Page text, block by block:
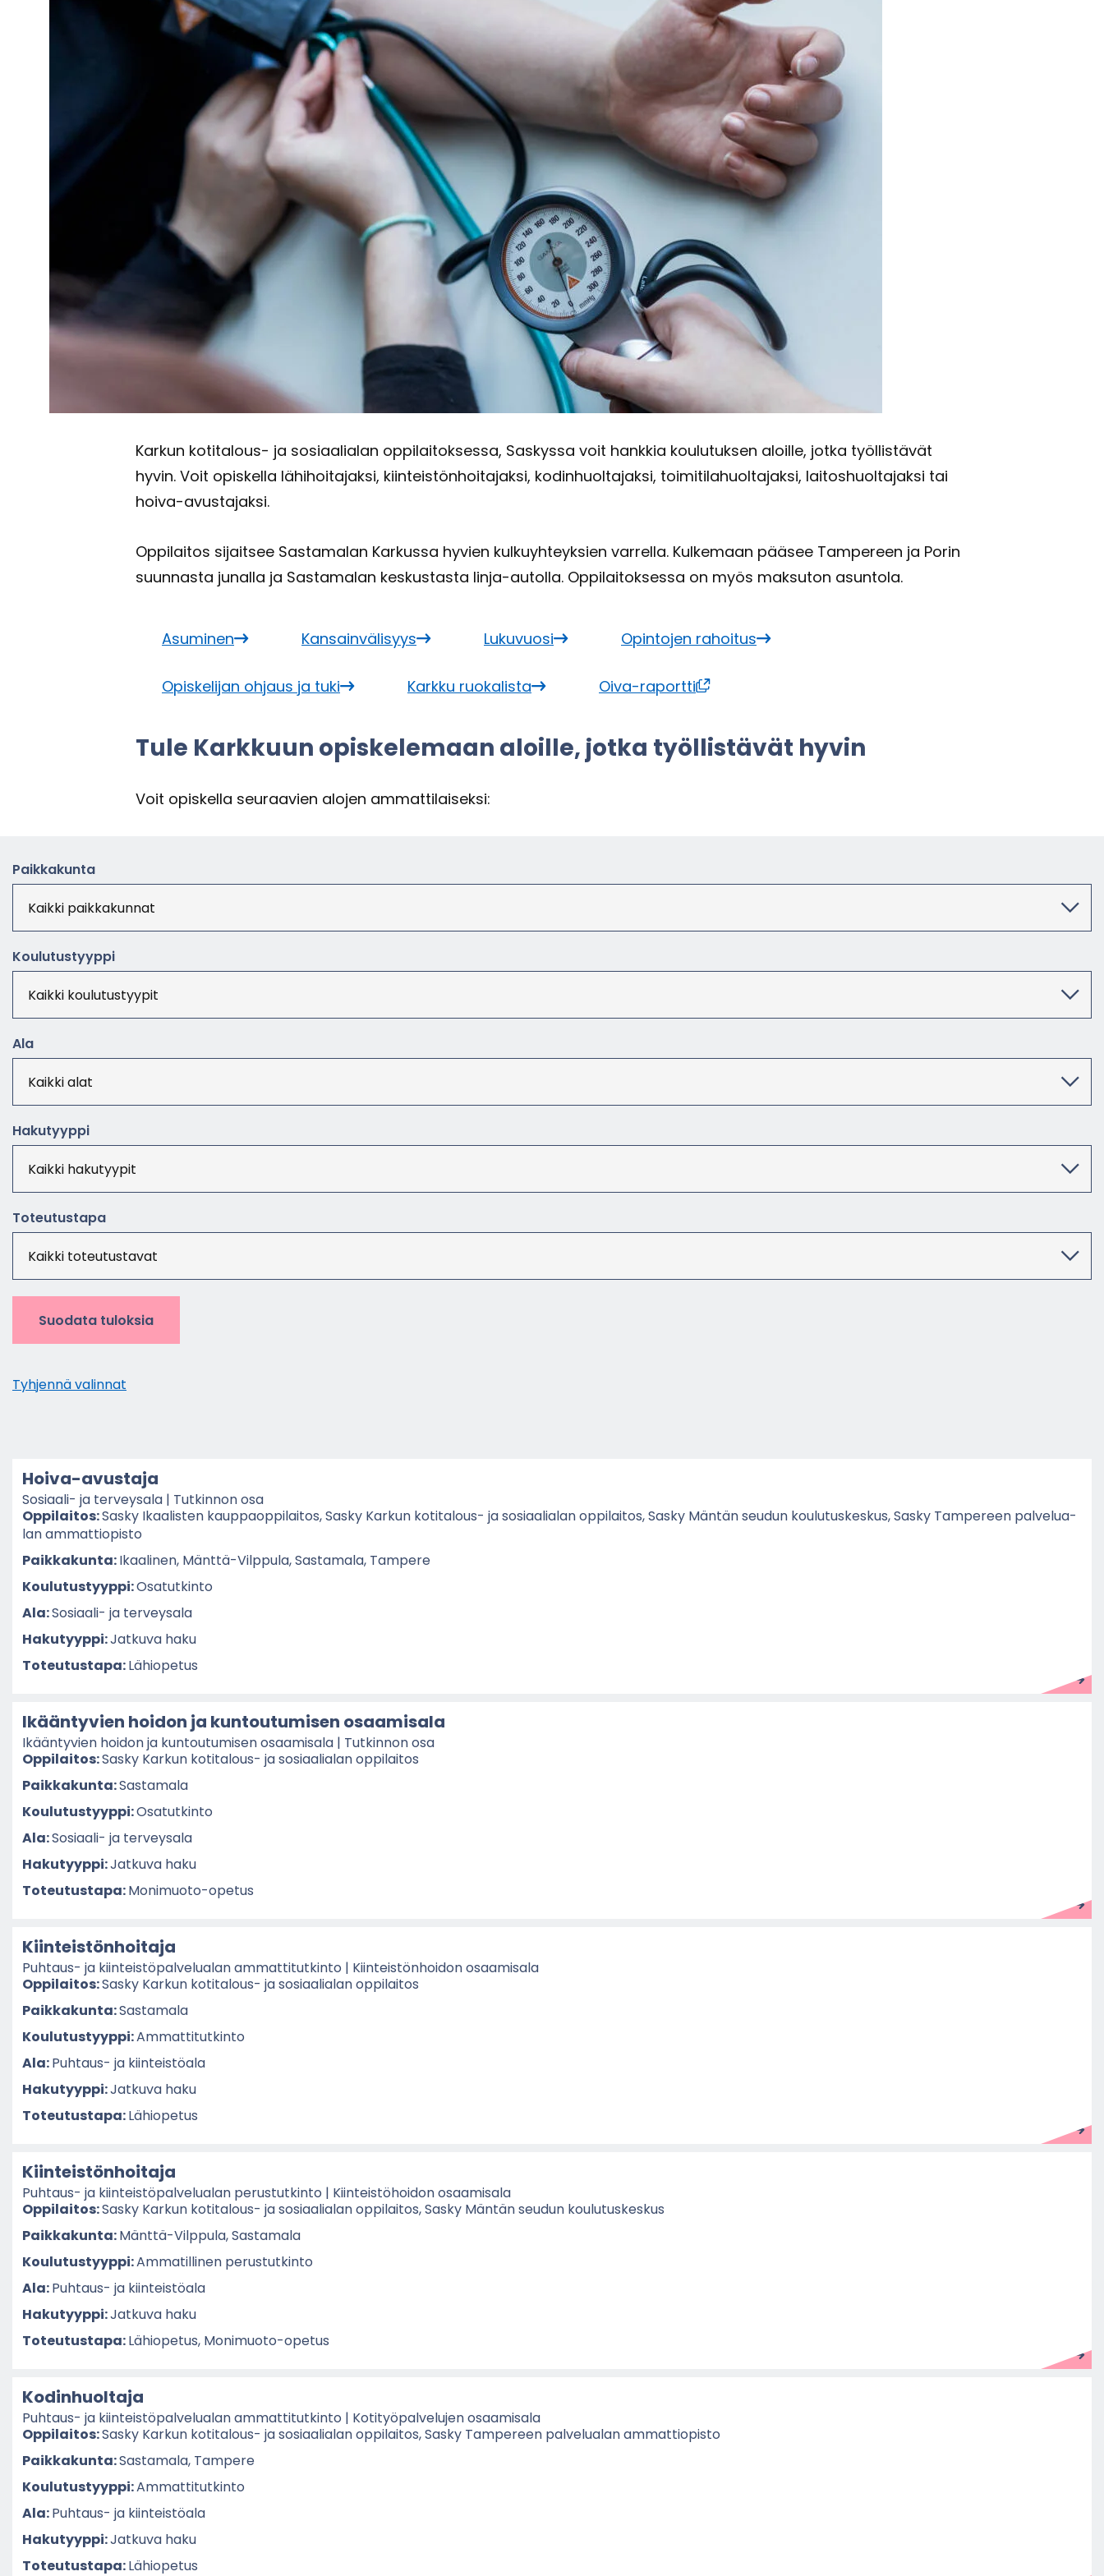
Kar­kun kotitalous-​ ja so­si­aa­lia­lan op­pi­lai­tok­ses­sa, Sas­kys­sa voit hank­kia kou­lu­tuk­sen aloil­le, jotka työl­lis­tä­vät
hyvin. Voit opis­kel­la lä­hi­hoi­ta­jak­si, kiin­teis­tön­hoi­ta­jak­si, ko­din­huol­ta­jak­si, toi­mi­ti­la­huol­ta­jak­si, lai­tos­huol­ta­jak­si tai
hoiva-​avustajaksi.
Op­pi­lai­tos si­jait­see Sas­ta­ma­lan Kar­kus­sa hy­vien kul­ku­yh­teyk­sien var­rel­la. Kul­ke­maan pää­see Tam­pe­reen ja Porin
suun­nas­ta ju­nal­la ja Sas­ta­ma­lan kes­kus­tas­ta linja-​autolla. Op­pi­lai­tok­ses­sa on myös mak­su­ton asun­to­la.
Asu­mi­nen Kan­sain­vä­li­syys Lu­ku­vuo­si Opin­to­jen ra­hoi­tus
Opis­ke­li­jan oh­jaus ja tuki Kark­ku ruo­ka­lis­ta Oiva-​raportti
Tule Kark­kuun opis­ke­le­maan aloil­le, jotka työl­lis­tä­vät hyvin
Voit opis­kel­la seu­raa­vien alo­jen am­mat­ti­lai­sek­si:
Paik­ka­kun­ta
Kou­lu­tus­tyyp­pi
Ala
Ha­ku­tyyp­pi
To­teu­tus­ta­pa
Suodata tuloksia
Tyh­jen­nä va­lin­nat
Hoiva-​avustaja
Sosiaali-​ ja ter­vey­sa­la | Tut­kin­non osa
Op­pi­lai­tos:Sasky Ikaa­lis­ten kaup­paop­pi­lai­tos, Sasky Kar­kun kotitalous-​ ja so­si­aa­lia­lan op­pi­lai­tos, Sasky Män­tän seu­dun kou­lu­tus­kes­kus, Sasky Tam­pe­reen pal­ve­lua­
lan am­mat­tio­pis­to
Paik­ka­kun­ta:Ikaa­li­nen, Mänttä-​Vilppula, Sas­ta­ma­la, Tam­pe­re
Kou­lu­tus­tyyp­pi:Osa­tut­kin­to
Ala:Sosiaali-​ ja ter­vey­sa­la
Ha­ku­tyyp­pi:Jat­ku­va haku
To­teu­tus­ta­pa:Lä­hio­pe­tus
Ikään­ty­vien hoi­don ja kun­tou­tu­mi­sen osaa­mi­sa­la
Ikään­ty­vien hoi­don ja kun­tou­tu­mi­sen osaa­mi­sa­la | Tut­kin­non osa
Op­pi­lai­tos:Sasky Kar­kun kotitalous-​ ja so­si­aa­lia­lan op­pi­lai­tos
Paik­ka­kun­ta:Sas­ta­ma­la
Kou­lu­tus­tyyp­pi:Osa­tut­kin­to
Ala:Sosiaali-​ ja ter­vey­sa­la
Ha­ku­tyyp­pi:Jat­ku­va haku
To­teu­tus­ta­pa:Monimuoto-​opetus
Kiin­teis­tön­hoi­ta­ja
Puhtaus-​ ja kiin­teis­tö­pal­ve­lua­lan am­mat­ti­tut­kin­to | Kiin­teis­tön­hoi­don osaa­mi­sa­la
Op­pi­lai­tos:Sasky Kar­kun kotitalous-​ ja so­si­aa­lia­lan op­pi­lai­tos
Paik­ka­kun­ta:Sas­ta­ma­la
Kou­lu­tus­tyyp­pi:Am­mat­ti­tut­kin­to
Ala:Puhtaus-​ ja kiin­teis­tö­ala
Ha­ku­tyyp­pi:Jat­ku­va haku
To­teu­tus­ta­pa:Lä­hio­pe­tus
Kiin­teis­tön­hoi­ta­ja
Puhtaus-​ ja kiin­teis­tö­pal­ve­lua­lan pe­rus­tut­kin­to | Kiin­teis­tö­hoi­don osaa­mi­sa­la
Op­pi­lai­tos:Sasky Kar­kun kotitalous-​ ja so­si­aa­lia­lan op­pi­lai­tos, Sasky Män­tän seu­dun kou­lu­tus­kes­kus
Paik­ka­kun­ta:Mänttä-​Vilppula, Sas­ta­ma­la
Kou­lu­tus­tyyp­pi:Am­ma­til­li­nen pe­rus­tut­kin­to
Ala:Puhtaus-​ ja kiin­teis­tö­ala
Ha­ku­tyyp­pi:Jat­ku­va haku
To­teu­tus­ta­pa:Lä­hio­pe­tus, Monimuoto-​opetus
Ko­din­huol­ta­ja
Puhtaus-​ ja kiin­teis­tö­pal­ve­lua­lan am­mat­ti­tut­kin­to | Ko­ti­työ­pal­ve­lu­jen osaa­mi­sa­la
Op­pi­lai­tos:Sasky Kar­kun kotitalous-​ ja so­si­aa­lia­lan op­pi­lai­tos, Sasky Tam­pe­reen pal­ve­lua­lan am­mat­tio­pis­to
Paik­ka­kun­ta:Sas­ta­ma­la, Tam­pe­re
Kou­lu­tus­tyyp­pi:Am­mat­ti­tut­kin­to
Ala:Puhtaus-​ ja kiin­teis­tö­ala
Ha­ku­tyyp­pi:Jat­ku­va haku
To­teu­tus­ta­pa:Lä­hio­pe­tus